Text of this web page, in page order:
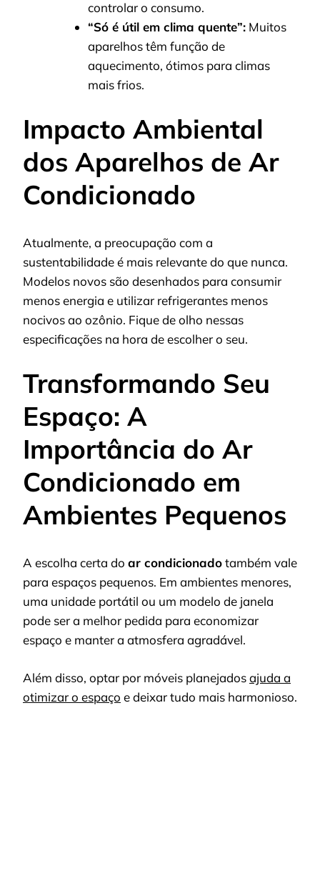
controlar o consumo.
“Só é útil em clima quente”: Muitos
aparelhos têm função de
aquecimento, ótimos para climas
mais frios.
Impacto Ambiental
dos Aparelhos de Ar
Condicionado
Atualmente, a preocupação com a
sustentabilidade é mais relevante do que nunca.
Modelos novos são desenhados para consumir
menos energia e utilizar refrigerantes menos
nocivos ao ozônio. Fique de olho nessas
especificações na hora de escolher o seu.
Transformando Seu
Espaço: A
Importância do Ar
Condicionado em
Ambientes Pequenos
A escolha certa do ar condicionadotambém vale
para espaços pequenos. Em ambientes menores,
uma unidade portátil ou um modelo de janela
pode ser a melhor pedida para economizar
espaço e manter a atmosfera agradável.
Além disso, optar por móveis planejadosajuda a
otimizar o espaço e deixar tudo mais harmonioso.